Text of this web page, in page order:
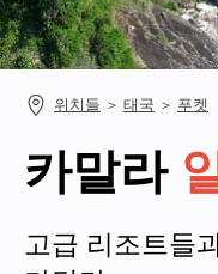
위치들 ＞ 태국 ＞ 푸켓
카말라
고급 리조트들